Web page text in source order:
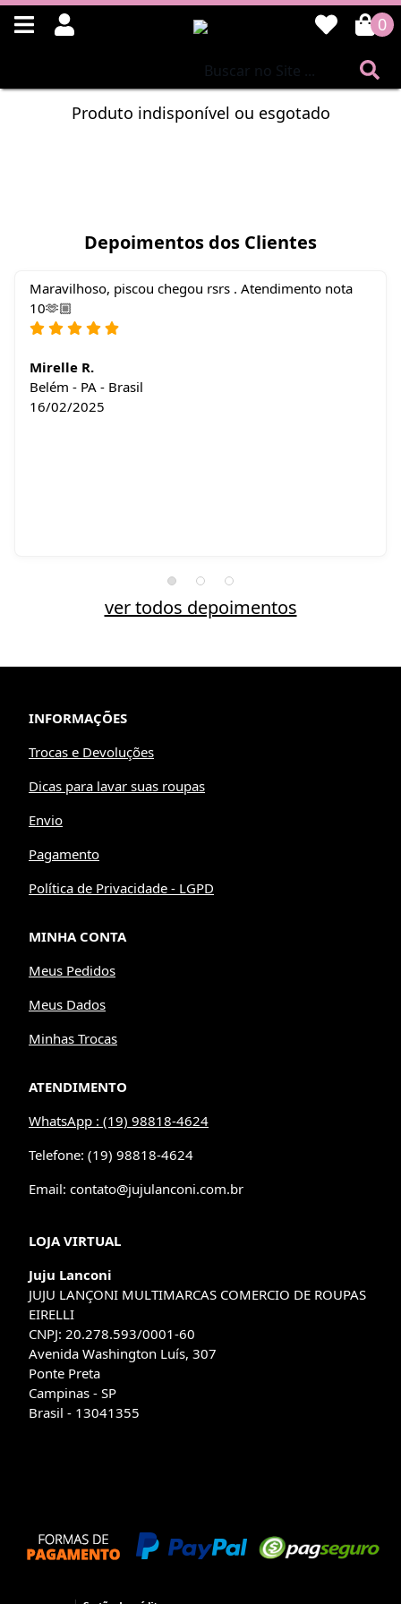
0
Produto indisponível ou esgotado
Depoimentos dos Clientes
Maravilhoso, piscou chegou rsrs . Atendimento nota
10🫶🏼
Mirelle R.
Belém - PA - Brasil
16/02/2025
ver todos depoimentos
INFORMAÇÕES
Trocas e Devoluções
Dicas para lavar suas roupas
Envio
Pagamento
Política de Privacidade - LGPD
MINHA CONTA
Meus Pedidos
Meus Dados
Minhas Trocas
ATENDIMENTO
WhatsApp : (19) 98818-4624
Telefone: (19) 98818-4624
Email: contato@jujulanconi.com.br
LOJA VIRTUAL
Juju Lanconi
JUJU LANÇONI MULTIMARCAS COMERCIO DE ROUPAS
EIRELLI
CNPJ: 20.278.593/0001-60
Avenida Washington Luís, 307
Ponte Preta
Campinas - SP
Brasil - 13041355